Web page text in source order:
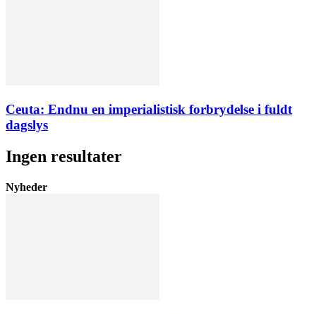
Ceuta: Endnu en imperialistisk forbrydelse i fuldt
dagslys
Ingen resultater
Nyheder